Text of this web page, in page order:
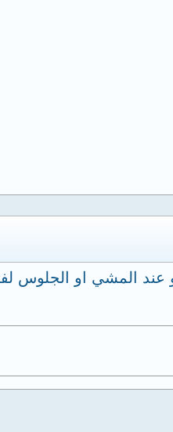
عند المشي او الجلوس